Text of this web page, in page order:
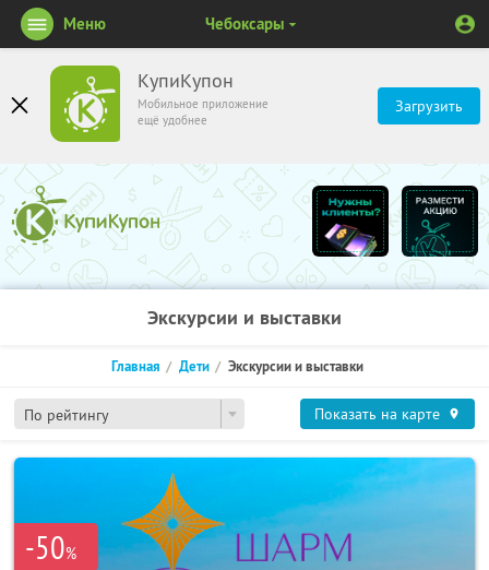
КупиКупон
Мобильное приложение
ещё удобнее
Загрузить
Меню Чебоксары
Экскурсии и выставки
По рейтингу
Главная Дети Экскурсии и выставки
Показать на карте
-50%